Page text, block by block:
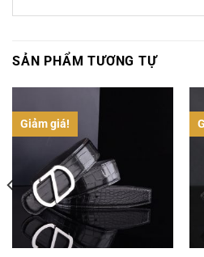
SẢN PHẨM TƯƠNG TỰ
Giảm giá!